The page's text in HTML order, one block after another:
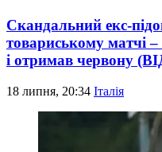
Скандальний екс-
товариському матчі
і отримав червону
18 липня, 20:34 Італія